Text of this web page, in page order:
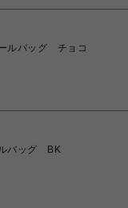
ルバッグ チョコ
ルバッグ BK